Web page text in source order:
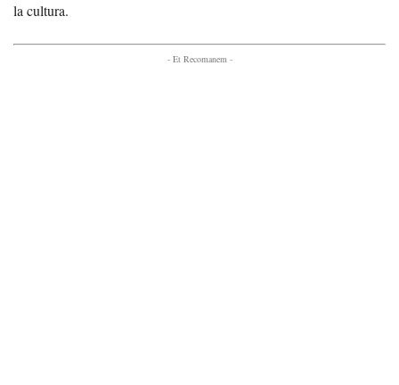
la cultura.
- Et Recomanem -